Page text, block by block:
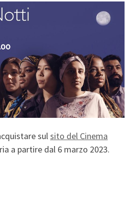
sulsito del Cinema
a partire dal 6 marzo 2023.